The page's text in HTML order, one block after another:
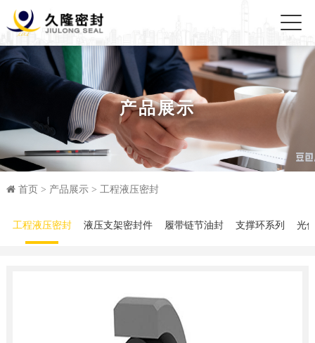
产品展示
首页 > 产品展示> 工程液压密封
工程液压密封 液压支架密封件 履带链节油封 支撑环系列 光